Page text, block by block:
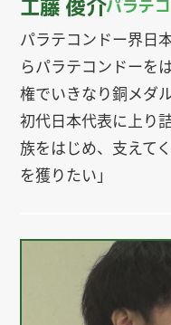
工藤 俊介パラテ
パラテコンドー界日
らパラテコンドーを
権でいきなり銅メダ
初代日本代表に上り
族をはじめ、支えて
を獲りたい」